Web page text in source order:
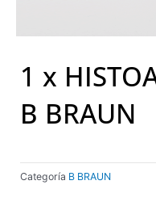
1 x
B BRAUN
Categoría B BRAUN